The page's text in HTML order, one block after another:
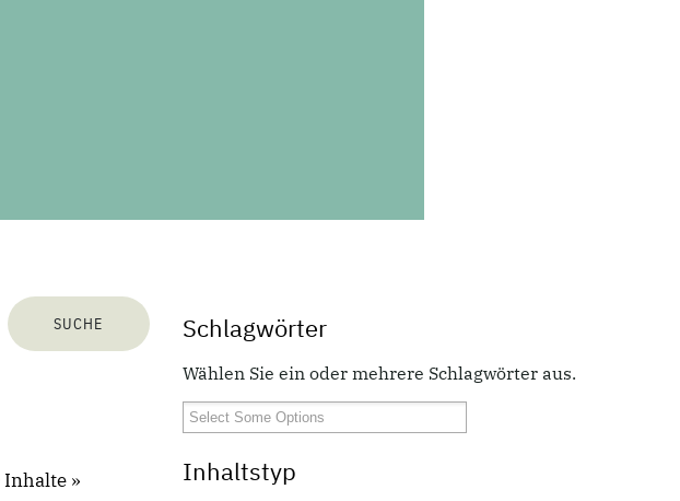
Schlagwörter
Wählen Sie ein oder mehrere Schlagwörter aus.
Inhaltstyp
Inhalte